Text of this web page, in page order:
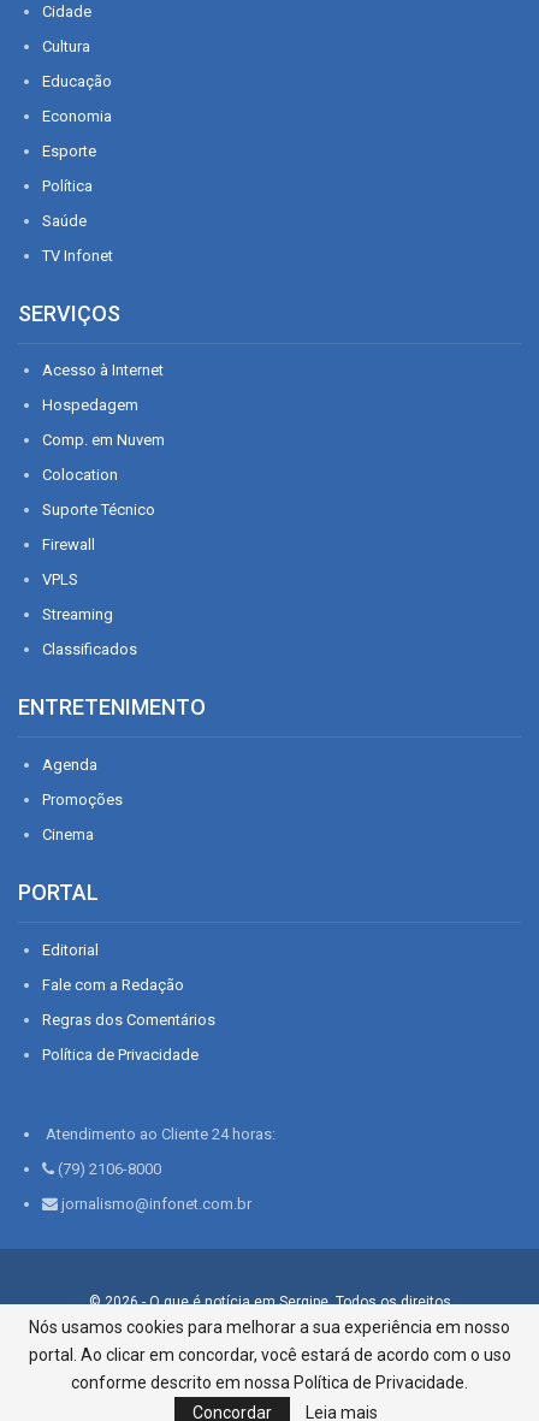
Cidade
Cultura
Educação
Economia
Esporte
Política
Saúde
TV Infonet
SERVIÇOS
Acesso à Internet
Hospedagem
Comp. em Nuvem
Colocation
Suporte Técnico
Firewall
VPLS
Streaming
Classificados
ENTRETENIMENTO
Agenda
Promoções
Cinema
PORTAL
Editorial
Fale com a Redação
Regras dos Comentários
Política de Privacidade
Atendimento ao Cliente 24 horas:
(79) 2106-8000
jornalismo@infonet.com.br
© 2026 - O que é notícia em Sergipe. Todos os direitos
reservados.
Infonet - Rua Monsenhor Silveira 276, Bairro São José |
Aracaju-SE, CEP 49015-030, Fone: 79.2106.8000 - CI Centro de
Informações LTDA
Nós usamos cookies para melhorar a sua experiência em nosso
portal. Ao clicar em concordar, você estará de acordo com o uso
conforme descrito em nossa Política de Privacidade.
Concordar
Leia mais